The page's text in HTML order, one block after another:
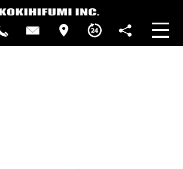
BUSINESS HOURS
FOLLOW US